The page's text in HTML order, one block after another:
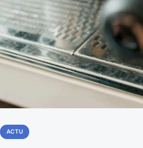
ACTU